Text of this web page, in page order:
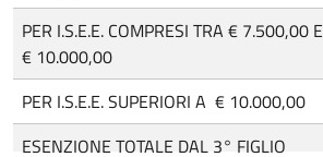
PER I.S.E.E. COMPRESI TRA € 7.500,00 E
€ 10.000,00
PER I.S.E.E. SUPERIORI A € 10.000,00
ESENZIONE TOTALE DAL 3° FIGLIO